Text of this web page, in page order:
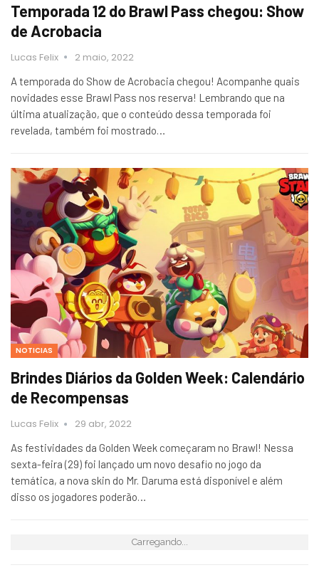
Temporada 12 do Brawl Pass chegou: Show
de Acrobacia
Lucas Felix 2 maio, 2022
A temporada do Show de Acrobacia chegou! Acompanhe quais
novidades esse Brawl Pass nos reserva! Lembrando que na
última atualização, que o conteúdo dessa temporada foi
revelada, também foi mostrado…
NOTICIAS
Brindes Diários da Golden Week: Calendário
de Recompensas
Lucas Felix 29 abr, 2022
As festividades da Golden Week começaram no Brawl! Nessa
sexta-feira (29) foi lançado um novo desafio no jogo da
temática, a nova skin do Mr. Daruma está disponível e além
disso os jogadores poderão…
Carregando...